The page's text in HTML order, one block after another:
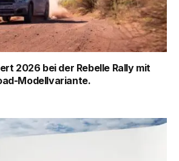
2026 bei der Rebelle Rally mit
Modellvariante.